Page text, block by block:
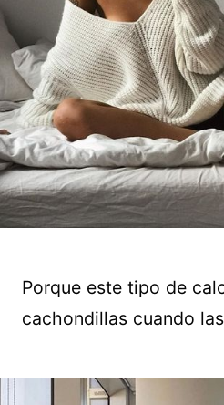
Porque este tipo de
cachondillas cuando